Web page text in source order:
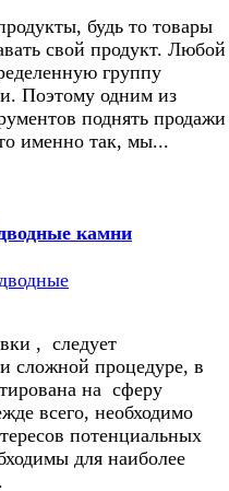
будь то товары
свой продукт. Любой
группу
Поэтому одним из
поднять продажи
именно так, мы...
камни
, следует
сложной процедуре, в
на сферу
всего, необходимо
потенциальных
для наиболее